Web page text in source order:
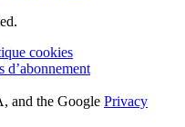
cookies
d’abonnement
and the Google Privacy